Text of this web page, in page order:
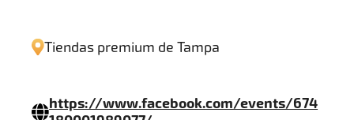
Tiendas premium de Tampa
https://www.facebook.com/events/674